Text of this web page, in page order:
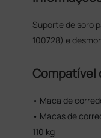
Suporte de soro
100728) e
Compatível
• Maca de
• Macas de
110 kg